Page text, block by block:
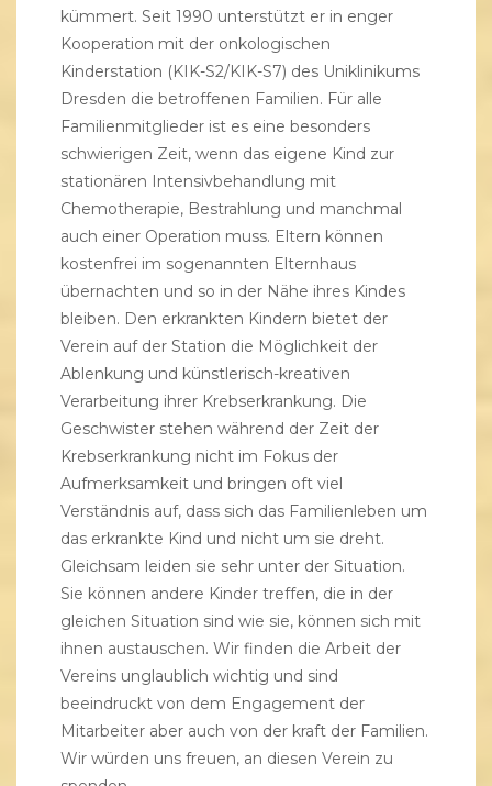
kümmert. Seit 1990 unterstützt er in enger
Kooperation mit der onkologischen
Kinderstation (KIK-S2/KIK-S7) des Uniklinikums
Dresden die betroffenen Familien. Für alle
Familienmitglieder ist es eine besonders
schwierigen Zeit, wenn das eigene Kind zur
stationären Intensivbehandlung mit
Chemotherapie, Bestrahlung und manchmal
auch einer Operation muss. Eltern können
kostenfrei im sogenannten Elternhaus
übernachten und so in der Nähe ihres Kindes
bleiben. Den erkrankten Kindern bietet der
Verein auf der Station die Möglichkeit der
Ablenkung und künstlerisch-kreativen
Verarbeitung ihrer Krebserkrankung. Die
Geschwister stehen während der Zeit der
Krebserkrankung nicht im Fokus der
Aufmerksamkeit und bringen oft viel
Verständnis auf, dass sich das Familienleben um
das erkrankte Kind und nicht um sie dreht.
Gleichsam leiden sie sehr unter der Situation.
Sie können andere Kinder treffen, die in der
gleichen Situation sind wie sie, können sich mit
ihnen austauschen. Wir finden die Arbeit der
Vereins unglaublich wichtig und sind
beeindruckt von dem Engagement der
Mitarbeiter aber auch von der kraft der Familien.
Wir würden uns freuen, an diesen Verein zu